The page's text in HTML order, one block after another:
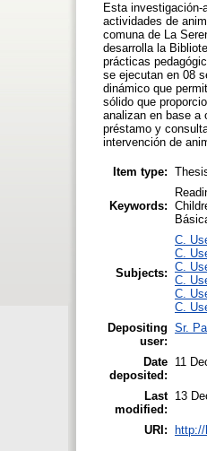
Esta
actividades de
comuna de La
desarrolla la
prácticas
se ejecutan en 08
dinámico que
sólido que
analizan en base a
préstamo y
intervención de
Item type:
Keywords:
Subjects:
C.
C.
C.
C.
C.
C.
Depositing
user:
Sr.
Date
deposited:
11
Last
modified:
13
URI: